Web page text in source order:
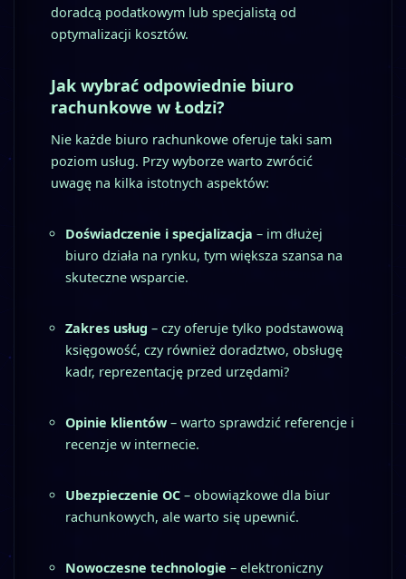
doradcą podatkowym lub specjalistą od
optymalizacji kosztów.
Jak wybrać odpowiednie biuro
rachunkowe w Łodzi?
Nie każde biuro rachunkowe oferuje taki sam
poziom usług. Przy wyborze warto zwrócić
uwagę na kilka istotnych aspektów:
Doświadczenie i specjalizacja – im dłużej
biuro działa na rynku, tym większa szansa na
skuteczne wsparcie.
Zakres usług – czy oferuje tylko podstawową
księgowość, czy również doradztwo, obsługę
kadr, reprezentację przed urzędami?
Opinie klientów – warto sprawdzić referencje i
recenzje w internecie.
Ubezpieczenie OC – obowiązkowe dla biur
rachunkowych, ale warto się upewnić.
Nowoczesne technologie – elektroniczny